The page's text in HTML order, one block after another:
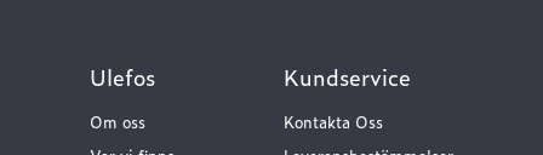
Ulefos
Om oss
Kundservice
Kontakta Oss